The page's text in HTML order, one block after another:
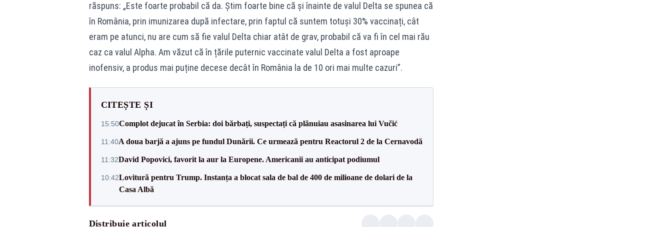
răspuns: „Este foarte probabil că da. Știm foarte bine că și înainte de valul Delta se spunea că
în România, prin imunizarea după infectare, prin faptul că suntem totuși 30% vaccinați, cât
eram pe atunci, nu are cum să fie valul Delta chiar atât de grav, probabil că va fi în cel mai rău
caz ca valul Alpha. Am văzut că în țările puternic vaccinate valul Delta a fost aproape
inofensiv, a produs mai puține decese decât în România la de 10 ori mai multe cazuri”.
CITEȘTE ȘI
15:50Complot dejucat în Serbia: doi bărbați, suspectați că plănuiau asasinarea lui Vučić
11:40A doua barjă a ajuns pe fundul Dunării. Ce urmează pentru Reactorul 2 de la Cernavodă
11:32David Popovici, favorit la aur la Europene. Americanii au anticipat podiumul
10:42Lovitură pentru Trump. Instanța a blocat sala de bal de 400 de milioane de dolari de la
Casa Albă
Distribuie articolul